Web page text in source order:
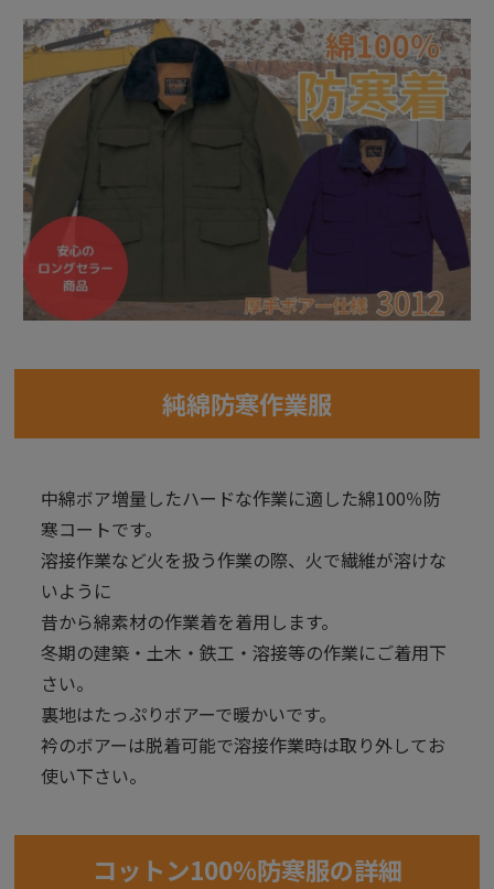
純綿防寒作業服
中綿ボア増量したハードな作業に適した綿100％防
寒コートです。
溶接作業など火を扱う作業の際、火で繊維が溶けな
いように
昔から綿素材の作業着を着用します。
冬期の建築・土木・鉄工・溶接等の作業にご着用下
さい。
裏地はたっぷりボアーで暖かいです。
衿のボアーは脱着可能で溶接作業時は取り外してお
使い下さい。
コットン100％防寒服の詳細